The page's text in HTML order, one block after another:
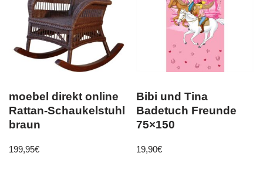
moebel direkt online
Rattan-Schaukelstuhl
braun
199,95€
Bibi und Tina
Badetuch Freunde
75×150
19,90€